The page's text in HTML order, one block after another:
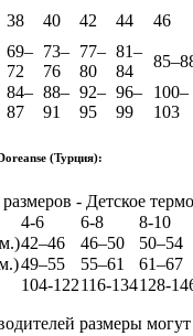
38 40 42 44 46
69–
72
73–
76
77–
80
81–
84
84–
87
88–
91
92–
95
96–
99
100–
103
(Турция):
4-6 6-8 8-10
42–46 46–50 50–54
49–55 55–61 61–67
104-122116-134128-
размеры могут